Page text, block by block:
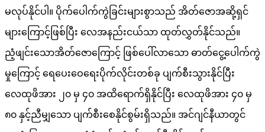
မလုပ်နိုင်ပါ။ ပိုက်ပေါက်ကွဲခြင်းများစွာသည် အိတ်ဇောအဆို့ရှင်
များကြောင့်ဖြစ်ပြီး လေအနည်းငယ်သာ ထုတ်လွှတ်နိုင်သည်။
ညံ့ဖျင်းသောအိတ်ဇောကြောင့် ဖြစ်ပေါ်လာသော ဓာတ်ငွေ့ပေါက်ကွဲ
မှုကြောင့် ရေပေးဝေရေးပိုက်လိုင်းတစ်ခု ပျက်စီးသွားနိုင်ပြီး
လေထုဖိအား ၂၀ မှ ၄၀ အထိရောက်ရှိနိုင်ပြီး လေထုဖိအား ၄၀ မှ
၈၀ နှင့်ညီမျှသော ပျက်စီးစေနိုင်စွမ်းရှိသည်။ အင်ဂျင်နီယာတွင်